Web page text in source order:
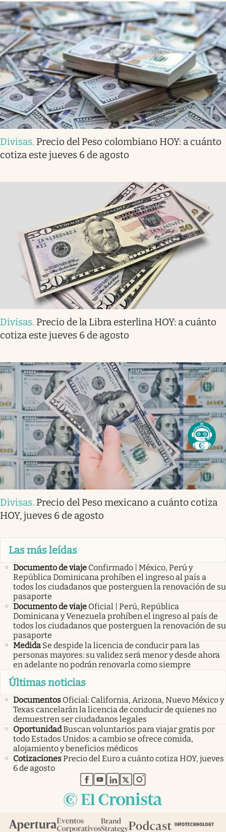
Divisas. Precio del Peso colombiano HOY: a cuánto
cotiza este jueves 6 de agosto
Divisas. Precio de la Libra esterlina HOY: a cuánto
cotiza este jueves 6 de agosto
Divisas. Precio del Peso mexicano a cuánto cotiza
HOY, jueves 6 de agosto
Las más leídas
Documento de viaje Confirmado | México, Perú y
República Dominicana prohíben el ingreso al país a
todos los ciudadanos que posterguen la renovación de su
pasaporte
Documento de viaje Oficial | Perú, República
Dominicana y Venezuela prohíben el ingreso al país de
todos los ciudadanos que posterguen la renovación de su
pasaporte
Medida Se despide la licencia de conducir para las
personas mayores: su validez será menor y desde ahora
en adelante no podrán renovarla como siempre
Últimas noticias
Documentos Oficial: California, Arizona, Nuevo México y
Texas cancelarán la licencia de conducir de quienes no
demuestren ser ciudadanos legales
OportunidadBuscan voluntarios para viajar gratis por
todo Estados Unidos: a cambio se ofrece comida,
alojamiento y beneficios médicos
CotizacionesPrecio del Euro a cuánto cotiza HOY, jueves
6 de agosto
abre en nueva pestaña
abre en nueva pestaña
abre en nueva pestaña
abre en nueva pestaña
abre en nueva pestaña